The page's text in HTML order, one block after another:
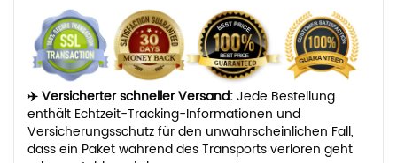
✈️ Versicherter schneller Versand:Jede Bestellung
enthält Echtzeit-Tracking-Informationen und
Versicherungsschutz für den unwahrscheinlichen Fall,
dass ein Paket während des Transports verloren geht